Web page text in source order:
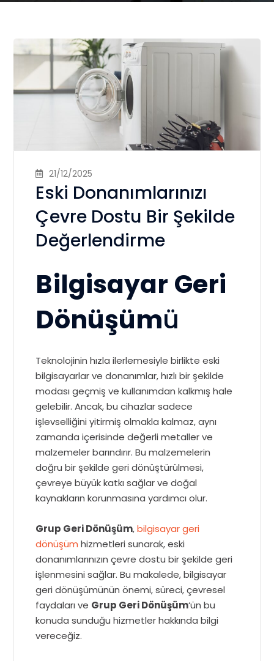
21/12/2025
Eski Donanımlarınızı
Çevre Dostu Bir Şekilde
Değerlendirme
Bilgisayar Geri
Dönüşümü
Teknolojinin hızla ilerlemesiyle birlikte eski
bilgisayarlar ve donanımlar, hızlı bir şekilde
modası geçmiş ve kullanımdan kalkmış hale
gelebilir. Ancak, bu cihazlar sadece
işlevselliğini yitirmiş olmakla kalmaz, aynı
zamanda içerisinde değerli metaller ve
malzemeler barındırır. Bu malzemelerin
doğru bir şekilde geri dönüştürülmesi,
çevreye büyük katkı sağlar ve doğal
kaynakların korunmasına yardımcı olur.
Grup Geri Dönüşüm,bilgisayar geri
dönüşüm hizmetleri sunarak, eski
donanımlarınızın çevre dostu bir şekilde geri
işlenmesini sağlar. Bu makalede, bilgisayar
geri dönüşümünün önemi, süreci, çevresel
faydaları ve Grup Geri Dönüşüm‘ün bu
konuda sunduğu hizmetler hakkında bilgi
vereceğiz.